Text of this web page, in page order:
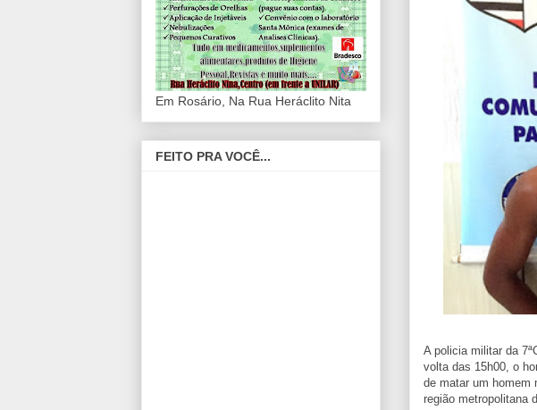
A policia militar da
volta das 15h00, o
de matar um homem
região metropolitana
Em Rosário, Na Rua Heráclito Nita
FEITO PRA VOCÊ...